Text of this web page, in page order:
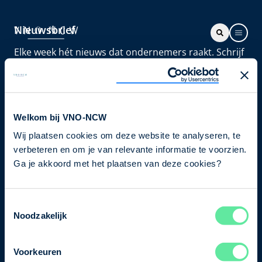
Welkom bij VNO-NCW
Wij plaatsen cookies om deze website te analyseren, te
verbeteren en om je van relevante informatie te voorzien.
Ga je akkoord met het plaatsen van deze cookies?
Noodzakelijk
Voorkeuren
Nieuwsbrief
Elke week hét nieuws dat ondernemers raakt. Schrijf
je nu in voor de VNO-NCW nieuwsbrief.
Schrijf je in
Direct naar
Ons verhaal
Bezuidenhoutseweg 12
T+31 70 349 03 49